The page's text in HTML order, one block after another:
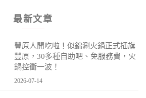
最新文章
豐原人開吃啦！似錦涮火鍋正式插旗
豐原，30多種自助吧、免服務費，火
鍋控衝一波！
2026-07-14